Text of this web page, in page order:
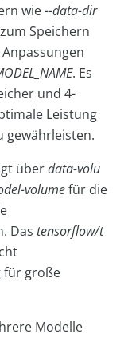
wie--data-dir
Speichern
. Es
und 4-
Leistung
gewährleisten.
überdata-volu
volumefür die
Das tensorflow/t
für große
Modelle